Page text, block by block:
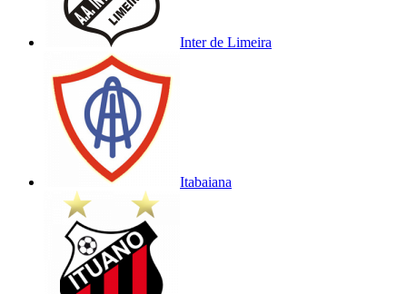
Inter de Limeira
Itabaiana